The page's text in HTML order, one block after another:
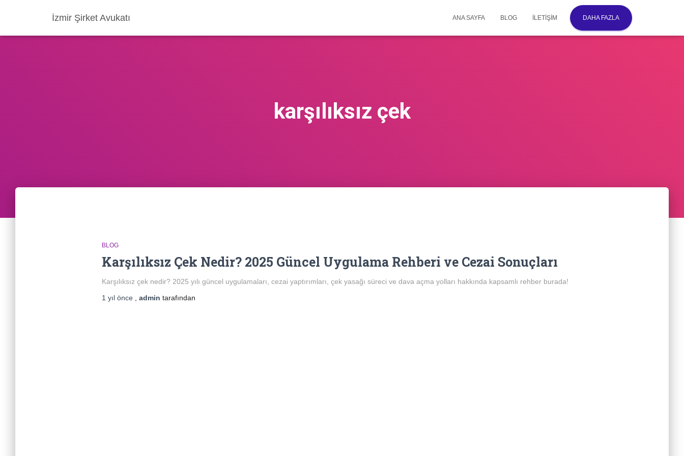
İzmir Şirket Avukatı ANA SAYFA BLOG İLETIŞIM DAHA FAZLA
karşılıksız çek
BLOG
Karşılıksız Çek Nedir? 2025 Güncel Uygulama Rehberi ve Cezai Sonuçları
Karşılıksız çek nedir? 2025 yılı güncel uygulamaları, cezai yaptırımları, çek yasağı süreci ve dava açma yolları hakkında kapsamlı rehber burada!
1 yılönce admin tarafından